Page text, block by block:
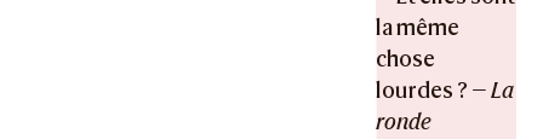
la même
chose
lourdes ? —La
ronde